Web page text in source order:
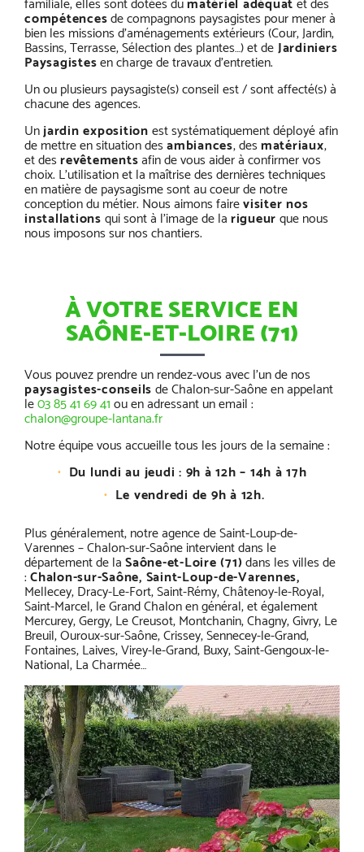
familiale, elles sont dotées dumatériel adéquatet des
compétencesde compagnons paysagistes pour mener à
bien les missions d’aménagements extérieurs (Cour, Jardin,
Bassins, Terrasse, Sélection des plantes…) et deJardiniers
Paysagistesen charge de travaux d’entretien.
Un ou plusieurs paysagiste(s) conseil est / sont affecté(s) à
chacune des agences.
Unjardin expositionest systématiquement déployé afin
de mettre en situation desambiances, desmatériaux,
et desrevêtementsafin de vous aider à confirmer vos
choix. L’utilisation et la maîtrise des dernières techniques
en matière de paysagisme sont au coeur de notre
conception du métier. Nous aimons fairevisiter nos
installationsqui sont à l’image de larigueurque nous
nous imposons sur nos chantiers.
À VOTRE SERVICE EN
SAÔNE-ET-LOIRE (71)
Vous pouvez prendre un rendez-vous avec l’un de nos
paysagistes-conseilsde Chalon-sur-Saône en appelant
le03 85 41 69 41ou en adressant un email :
chalon@groupe-lantana.fr
Notre équipe vous accueille tous les jours de la semaine :
Du lundi au jeudi : 9h à 12h – 14h à 17h
Le vendredi de 9h à 12h.
Plus généralement, notre agence de Saint-Loup-de-
Varennes – Chalon-sur-Saône intervientdans le
département de laSaône-et-Loire (71)dans les villes de
:Chalon-sur-Saône, Saint-Loup-de-Varennes,
Mellecey, Dracy-Le-Fort, Saint-Rémy, Châtenoy-le-Royal,
Saint-Marcel, le Grand Chalon en général, et également
Mercurey, Gergy, Le Creusot, Montchanin, Chagny, Givry, Le
Breuil, Ouroux-sur-Saône, Crissey, Sennecey-le-Grand,
Fontaines, Laives, Virey-le-Grand, Buxy, Saint-Gengoux-le-
National, La Charmée…